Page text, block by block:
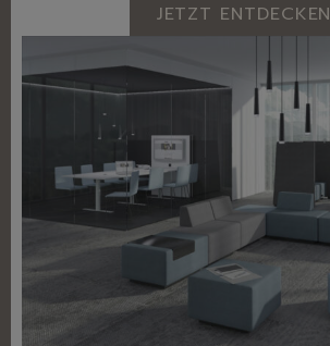
JETZT ENTDECKEN